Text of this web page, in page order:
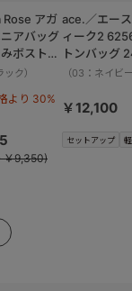
アガ
アバッグ
ボストン
イズ
ック）
より 30%
￥9,350)
セットアップ
ace.／エー
ィーク2
トンバッグ
（03：ネイビ
￥12,100